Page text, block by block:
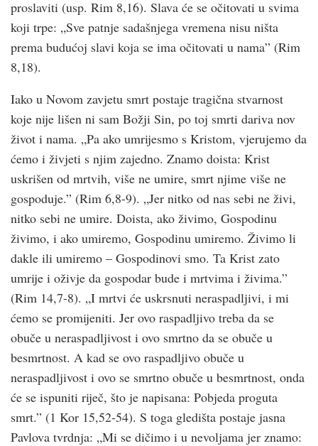
proslaviti (usp. Rim 8,16). Slava će se očitovati u svima
koji trpe: „Sve patnje sadašnjega vremena nisu ništa
prema budućoj slavi koja se ima očitovati u nama” (Rim
8,18).
Iako u Novom zavjetu smrt postaje tragična stvarnost
koje nije lišen ni sam Božji Sin, po toj smrti dariva nov
život i nama. „Pa ako umrijesmo s Kristom, vjerujemo da
ćemo i živjeti s njim zajedno. Znamo doista: Krist
uskrišen od mrtvih, više ne umire, smrt njime više ne
gospoduje.” (Rim 6,8-9). „Jer nitko od nas sebi ne živi,
nitko sebi ne umire. Doista, ako živimo, Gospodinu
živimo, i ako umiremo, Gospodinu umiremo. Živimo li
dakle ili umiremo – Gospodinovi smo. Ta Krist zato
umrije i oživje da gospodar bude i mrtvima i živima.”
(Rim 14,7-8). „I mrtvi će uskrsnuti neraspadljivi, i mi
ćemo se promijeniti. Jer ovo raspadljivo treba da se
obuče u neraspadljivost i ovo smrtno da se obuče u
besmrtnost. A kad se ovo raspadljivo obuče u
neraspadljivost i ovo se smrtno obuče u besmrtnost, onda
će se ispuniti riječ, što je napisana: Pobjeda proguta
smrt.” (1 Kor 15,52-54). S toga gledišta postaje jasna
Pavlova tvrdnja: „Mi se dičimo i u nevoljama jer znamo: